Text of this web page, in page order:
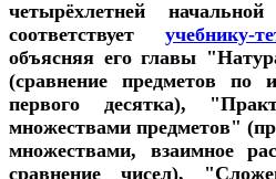
четырёхлетней
соответствуетучебнику-
объясняя его главы
(сравнение предметов по
первого десятка),
множествами предметов"
множествами, взаимное
сравнение чисел),